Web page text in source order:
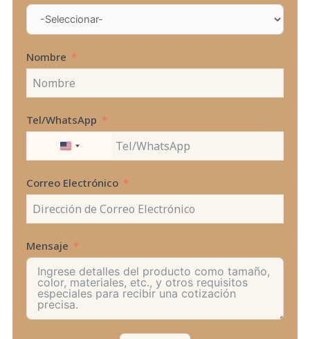
Nombre
Tel/WhatsApp
UNITED
Correo Electrónico
Mensaje